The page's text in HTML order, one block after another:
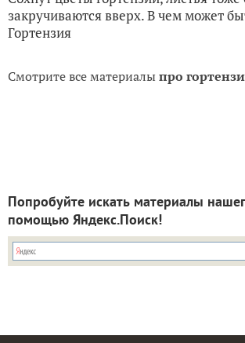
закручиваются вверх. В чем может
Гортензия
Смотрите все материалыпро
Попробуйте искать материалы
помощью Яндекс.Поиск!